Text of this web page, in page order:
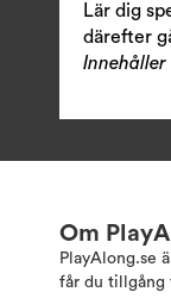
Lär dig
därefter
Innehåller
Om
PlayAlong.se
får du tillgång